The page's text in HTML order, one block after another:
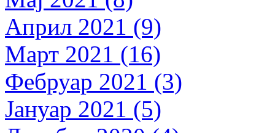
Април 2021 (9)
Март 2021 (16)
Фебруар 2021 (3)
Јануар 2021 (5)